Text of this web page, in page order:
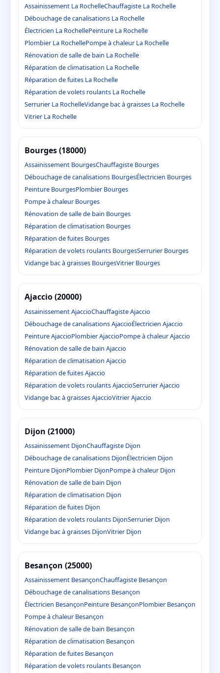
Assainissement La RochelleChauffagiste La Rochelle
Débouchage de canalisations La Rochelle
Électricien La RochellePeinture La Rochelle
Plombier La RochellePompe à chaleur La Rochelle
Rénovation de salle de bain La Rochelle
Réparation de climatisation La Rochelle
Réparation de fuites La Rochelle
Réparation de volets roulants La Rochelle
Serrurier La RochelleVidange bac à graisses La Rochelle
Vitrier La Rochelle
Bourges (18000)
Assainissement BourgesChauffagiste Bourges
Débouchage de canalisations BourgesÉlectricien Bourges
Peinture BourgesPlombier Bourges
Pompe à chaleur Bourges
Rénovation de salle de bain Bourges
Réparation de climatisation Bourges
Réparation de fuites Bourges
Réparation de volets roulants BourgesSerrurier Bourges
Vidange bac à graisses BourgesVitrier Bourges
Ajaccio (20000)
Assainissement AjaccioChauffagiste Ajaccio
Débouchage de canalisations AjaccioÉlectricien Ajaccio
Peinture AjaccioPlombier AjaccioPompe à chaleur Ajaccio
Rénovation de salle de bain Ajaccio
Réparation de climatisation Ajaccio
Réparation de fuites Ajaccio
Réparation de volets roulants AjaccioSerrurier Ajaccio
Vidange bac à graisses AjaccioVitrier Ajaccio
Dijon (21000)
Assainissement DijonChauffagiste Dijon
Débouchage de canalisations DijonÉlectricien Dijon
Peinture DijonPlombier DijonPompe à chaleur Dijon
Rénovation de salle de bain Dijon
Réparation de climatisation Dijon
Réparation de fuites Dijon
Réparation de volets roulants DijonSerrurier Dijon
Vidange bac à graisses DijonVitrier Dijon
Besançon (25000)
Assainissement BesançonChauffagiste Besançon
Débouchage de canalisations Besançon
Électricien BesançonPeinture BesançonPlombier Besançon
Pompe à chaleur Besançon
Rénovation de salle de bain Besançon
Réparation de climatisation Besançon
Réparation de fuites Besançon
Réparation de volets roulants Besançon